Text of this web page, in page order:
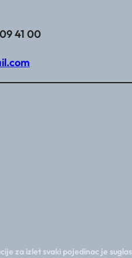
41 00
za izlet svaki pojedinac je